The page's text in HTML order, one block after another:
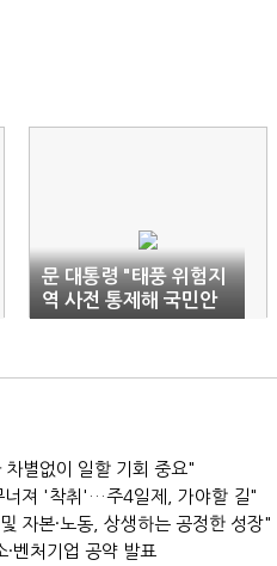
문 대통령 "태풍 위험지
역 사전 통제해 국민안
전 지켜야"
별없이 일할 기회 중요"
너져 '착취'…주4일제, 가야할 길"
자본·노동, 상생하는 공정한 성장"
벤처기업 공약 발표